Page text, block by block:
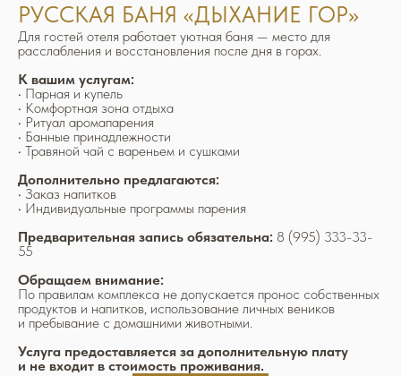
РУССКАЯ БАНЯ «ДЫХАНИЕ ГОР»
Для гостей отеля работает уютная баня — место для
расслабления и восстановления после дня в горах.
К вашим услугам:
• Парная и купель
• Комфортная зона отдыха
• Ритуал аромапарения
• Банные принадлежности
• Травяной чай с вареньем и сушками
Дополнительно предлагаются:
• Заказ напитков
• Индивидуальные программы парения
Предварительная запись обязательна: 8 (995) 333-33-
55
Обращаем внимание:
По правилам комплекса не допускается пронос собственных
продуктов и напитков, использование личных веников
и пребывание с домашними животными.
Услуга предоставляется за дополнительную плату
и не входит в стоимость проживания.